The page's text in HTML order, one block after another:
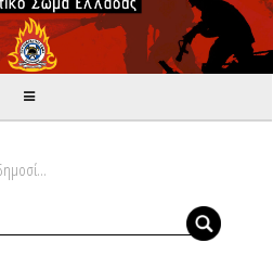
Αναδημοσίευση Δελτίου Τύπου Υπουργείου Κλιματικής Κρίσης και Πολιτικής Προστασίας: Έκτακτη σύσκεψη υπό τον Β. Κικίλια για τις ανησυχητικά πολλές για την εποχή πυρκαγιές